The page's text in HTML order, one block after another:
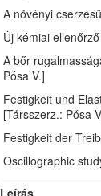
A növényi
Új kémiai
A bőr
Pósa V.]
Festigkeit und
[Társszerz.: Pósa
Festigkeit der
Oscillographic